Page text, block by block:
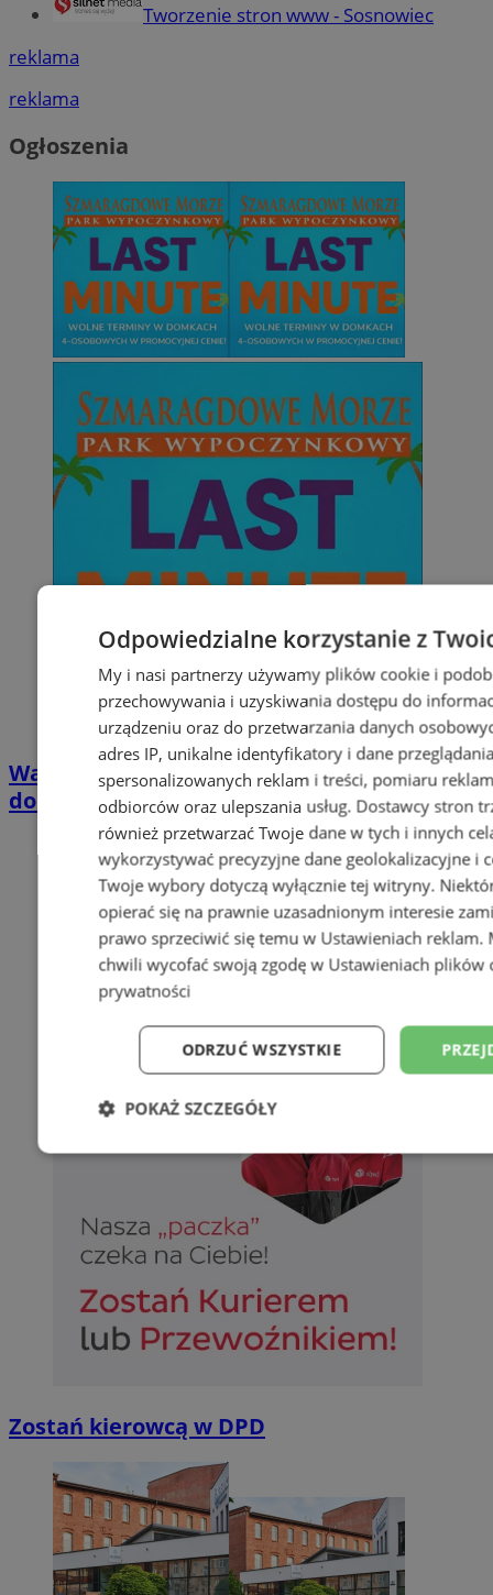
Tworzenie stron www - Sosnowiec
reklama
reklama
Ogłoszenia
Wakacyjny wypoczynek nad Bałtykiem w
domkach Szmaragdowe Morze
Zostań kierowcą w DPD
Odpowiedzialne korzystanie z
My i nasi partnerzy używamy plików cookie i
przechowywania i uzyskiwania dostępu do
urządzeniu oraz do przetwarzania danych
adres IP, unikalne identyfikatory i dane
spersonalizowanych reklam i treści, pomiaru
odbiorców oraz ulepszania usług. Dostawcy stron
również przetwarzać Twoje dane w tych i innych
wykorzystywać precyzyjne dane geolokalizacyjne i
Twoje wybory dotyczą wyłącznie tej witryny.
opierać się na prawnie uzasadnionym interesie
prawo sprzeciwić się temu w Ustawieniach reklam.
chwili wycofać swoją zgodę w Ustawieniach plików
prywatności
ODRZUĆ WSZYSTKIE
POKAŻ SZCZEGÓŁY
Niezbędne Wydajność
Niezbędne pliki cookie umożliwiają korzystanie z podstawowych
można prawidłowo korzystać ze strony internetowej.
Nazwa
Provider/
Domena
SessID
sosnowiecki.pl